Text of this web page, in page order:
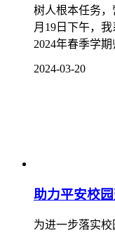
树人根本任务，
月19日下午，
2024年春季学
2024-03-20
助力平安校
为进一步落实